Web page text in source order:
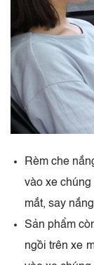
Rèm che
vào xe
mắt, say
Sản phẩm
ngồi trên xe